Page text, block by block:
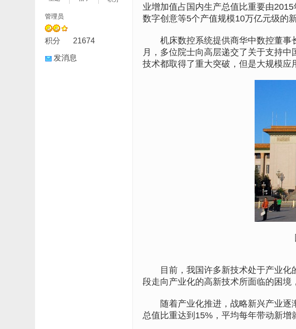
管理员
积分 21674
发消息
业增加值占国内生产总值比重要由
数字创意等5个产值规模10万亿元级的新
机床数控系统提供商华中数控董事长
月，多位院士向高层递交了关于支持
技术都取得了重大突破，但是大规模应
目前，我国许多新技术处于产业化
段走向产业化的高新技术所面临的困境
随着产业化推进，战略新兴产业逐
总值比重达到15%，平均每年带动新增